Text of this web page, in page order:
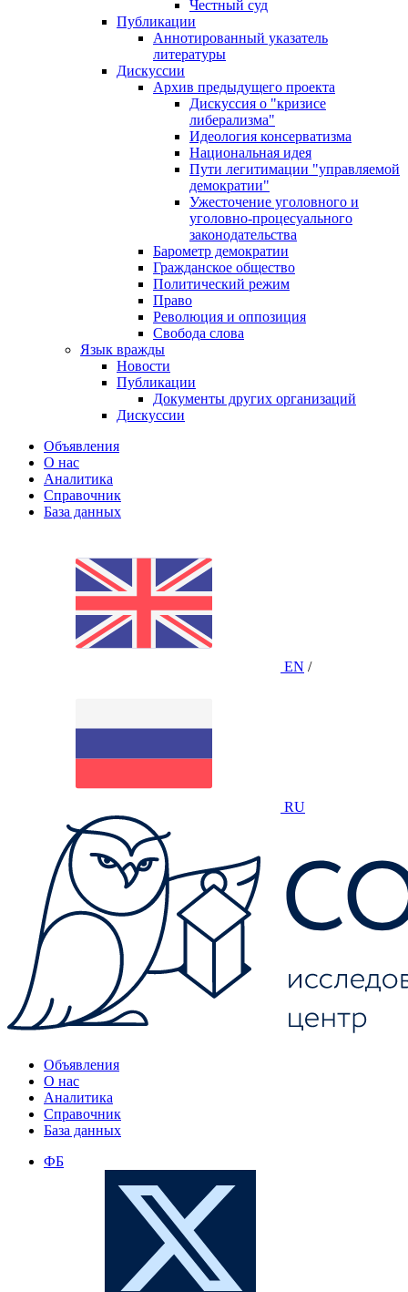
Честный суд
Публикации
Аннотированный указатель
литературы
Дискуссии
Архив предыдущего проекта
Дискуссия о "кризисе
либерализма"
Идеология консерватизма
Национальная идея
Пути легитимации "управляемой
демократии"
Ужесточение уголовного и
уголовно-процесуального
законодательства
Барометр демократии
Гражданское общество
Политический режим
Право
Революция и оппозиция
Свобода слова
Язык вражды
Новости
Публикации
Документы других организаций
Дискуссии
Объявления
О нас
Аналитика
Справочник
База данных
EN /
RU
Объявления
О нас
Аналитика
Справочник
База данных
ФБ